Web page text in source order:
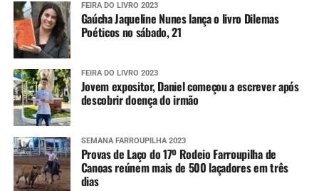
FEIRA DO LIVRO 2023
Gaúcha Jaqueline Nunes lança o livro Dilemas
Poéticos no sábado, 21
FEIRA DO LIVRO 2023
Jovem expositor, Daniel começou a escrever após
descobrir doença do irmão
SEMANA FARROUPILHA 2023
Provas de Laço do 17º Rodeio Farroupilha de
Canoas reúnem mais de 500 laçadores em três
dias